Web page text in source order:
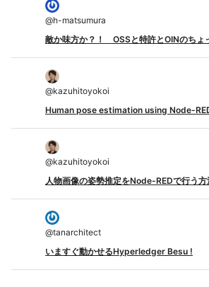
@h-matsumura
敵か味方か？！ OSSと特許とOINのちょ
@kazuhitoyokoi
Human pose estimation using Node-
@kazuhitoyokoi
人物画像の姿勢推定をNode-REDで行う方
@tanarchitect
いますぐ動かせるHyperledger Besu !